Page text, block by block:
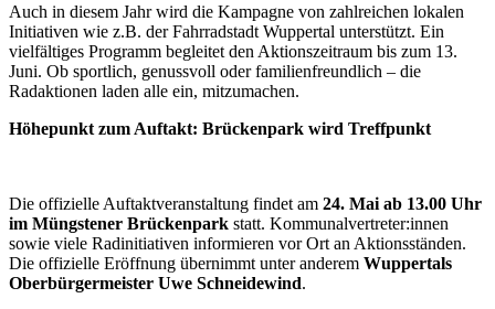
Auch in diesem Jahr wird die Kampagne von zahlreichen lokalen
Initiativen wie z.B. der Fahrradstadt Wuppertal unterstützt. Ein
vielfältiges Programm begleitet den Aktionszeitraum bis zum 13.
Juni. Ob sportlich, genussvoll oder familienfreundlich – die
Radaktionen laden alle ein, mitzumachen.
Höhepunkt zum Auftakt: Brückenpark wird Treffpunkt
Die offizielle Auftaktveranstaltung findet am 24. Mai ab 13.00 Uhr
im Müngstener Brückenpark statt. Kommunalvertreter:innen
sowie viele Radinitiativen informieren vor Ort an Aktionsständen.
Die offizielle Eröffnung übernimmt unter anderem Wuppertals
Oberbürgermeister Uwe Schneidewind.